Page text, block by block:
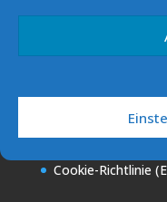
Vereinskonto:
IBAN: AT34 2011
Datenschutz
Impressum
Cookie-Richtlinie